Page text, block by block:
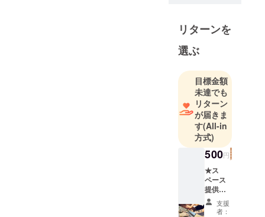
リターンを
選ぶ
目標金額
未達でも
リターン
が届きま
す(All-in
方式)
500円
★ス
ペース
提供応
援500円
★ ス 支援
者：